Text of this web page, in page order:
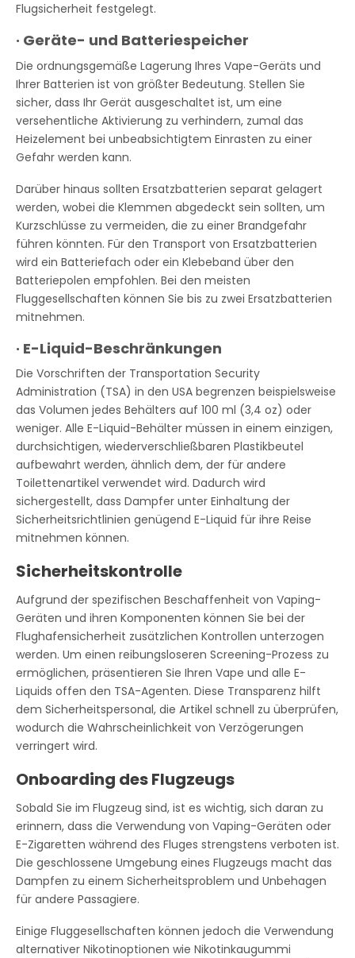
Flugsicherheit festgelegt.
· Geräte- und Batteriespeicher
Die ordnungsgemäße Lagerung Ihres Vape-Geräts und
Ihrer Batterien ist von größter Bedeutung. Stellen Sie
sicher, dass Ihr Gerät ausgeschaltet ist, um eine
versehentliche Aktivierung zu verhindern, zumal das
Heizelement bei unbeabsichtigtem Einrasten zu einer
Gefahr werden kann.
Darüber hinaus sollten Ersatzbatterien separat gelagert
werden, wobei die Klemmen abgedeckt sein sollten, um
Kurzschlüsse zu vermeiden, die zu einer Brandgefahr
führen könnten. Für den Transport von Ersatzbatterien
wird ein Batteriefach oder ein Klebeband über den
Batteriepolen empfohlen. Bei den meisten
Fluggesellschaften können Sie bis zu zwei Ersatzbatterien
mitnehmen.
· E-Liquid-Beschränkungen
Die Vorschriften der Transportation Security
Administration (TSA) in den USA begrenzen beispielsweise
das Volumen jedes Behälters auf 100 ml (3,4 oz) oder
weniger. Alle E-Liquid-Behälter müssen in einem einzigen,
durchsichtigen, wiederverschließbaren Plastikbeutel
aufbewahrt werden, ähnlich dem, der für andere
Toilettenartikel verwendet wird. Dadurch wird
sichergestellt, dass Dampfer unter Einhaltung der
Sicherheitsrichtlinien genügend E-Liquid für ihre Reise
mitnehmen können.
Sicherheitskontrolle
Aufgrund der spezifischen Beschaffenheit von Vaping-
Geräten und ihren Komponenten können Sie bei der
Flughafensicherheit zusätzlichen Kontrollen unterzogen
werden. Um einen reibungsloseren Screening-Prozess zu
ermöglichen, präsentieren Sie Ihren Vape und alle E-
Liquids offen den TSA-Agenten. Diese Transparenz hilft
dem Sicherheitspersonal, die Artikel schnell zu überprüfen,
wodurch die Wahrscheinlichkeit von Verzögerungen
verringert wird.
Onboarding des Flugzeugs
Sobald Sie im Flugzeug sind, ist es wichtig, sich daran zu
erinnern, dass die Verwendung von Vaping-Geräten oder
E-Zigaretten während des Fluges strengstens verboten ist.
Die geschlossene Umgebung eines Flugzeugs macht das
Dampfen zu einem Sicherheitsproblem und Unbehagen
für andere Passagiere.
Einige Fluggesellschaften können jedoch die Verwendung
alternativer Nikotinoptionen wie Nikotinkaugummi